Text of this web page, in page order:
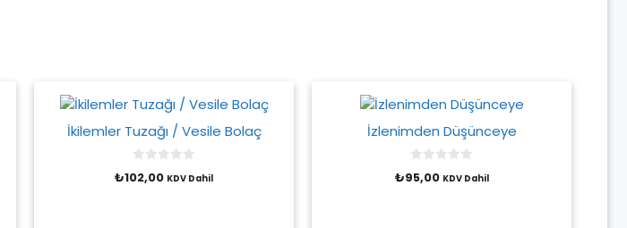
İkilemler Tuzağı / Vesile Bolaç
0
o
₺102,00 KDV Dahil
İzlenimden Düşünceye
0
o
₺95,00 KDV Dahil